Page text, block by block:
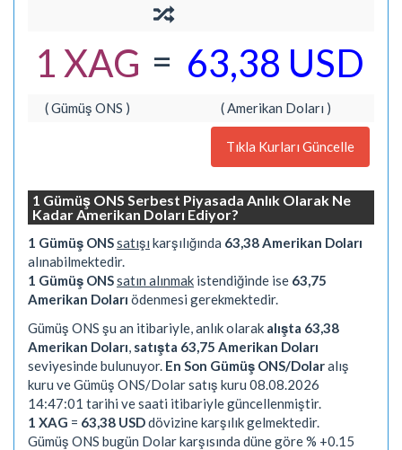
1 XAG = 63,38 USD
( Gümüş ONS ) ( Amerikan Doları )
Tıkla Kurları Güncelle
1 Gümüş ONS Serbest Piyasada Anlık Olarak Ne
Kadar Amerikan Doları Ediyor?
1 Gümüş ONSsatışı karşılığında 63,38 Amerikan Doları
alınabilmektedir.
1 Gümüş ONSsatın alınmak istendiğinde ise 63,75
Amerikan Doları ödenmesi gerekmektedir.
Gümüş ONS şu an itibariyle, anlık olarak alışta 63,38
Amerikan Doları satışta 63,75 Amerikan Doları
seviyesinde bulunuyor. En Son Gümüş ONS/Dolaralış
kuru ve Gümüş ONS/Dolar satış kuru 08.08.2026
14:47:01 tarihi ve saati itibariyle güncellenmiştir.
1 XAG = 63,38 USDdövizine karşılık gelmektedir.
Gümüş ONS bugün Dolar karşısında düne göre % +0.15